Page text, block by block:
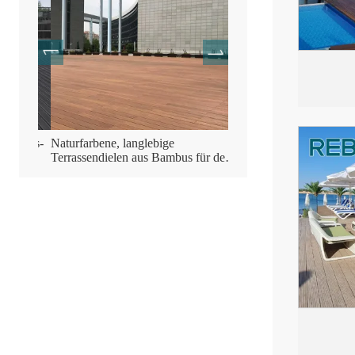
Naturfarbene, langlebige
Terrassendielen aus Bambus für den
Terrassenbelag aus